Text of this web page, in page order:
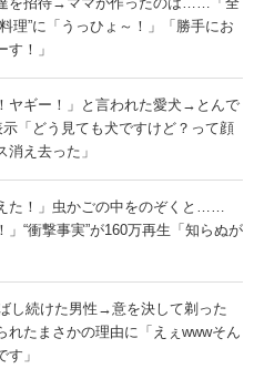
理”に「うっひょ～！」「勝手にお
す！」
ヤギー！」と言われた愛犬→とんで
「どう見ても犬ですけど？って顔
消え去った」
た！」虫かごの中をのぞくと……
」“衝撃事実”が160万再生「知らぬが
し続けた男性→意を決して剃った
たまさかの理由に「えぇwwwそん
」